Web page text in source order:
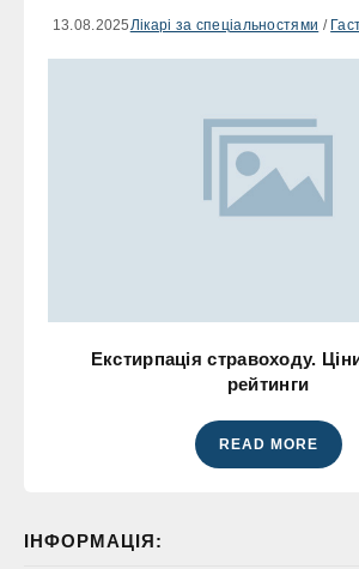
13.08.2025 Лікарі за спеціальностями /
Екстирпація стравоходу.
рейтинги
READ MORE
ІНФОРМАЦІЯ: